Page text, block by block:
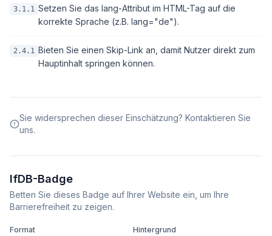
3.1.1 Setzen Sie das lang-Attribut im HTML-Tag auf die
korrekte Sprache (z.B. lang="de").
2.4.1 Bieten Sie einen Skip-Link an, damit Nutzer direkt zum
Hauptinhalt springen können.
Sie widersprechen dieser Einschätzung? Kontaktieren Sie
uns.
IfDB-Badge
Betten Sie dieses Badge auf Ihrer Website ein, um Ihre
Barrierefreiheit zu zeigen.
Format
Hintergrund